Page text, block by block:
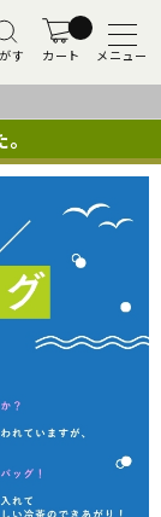
す カート メニュー